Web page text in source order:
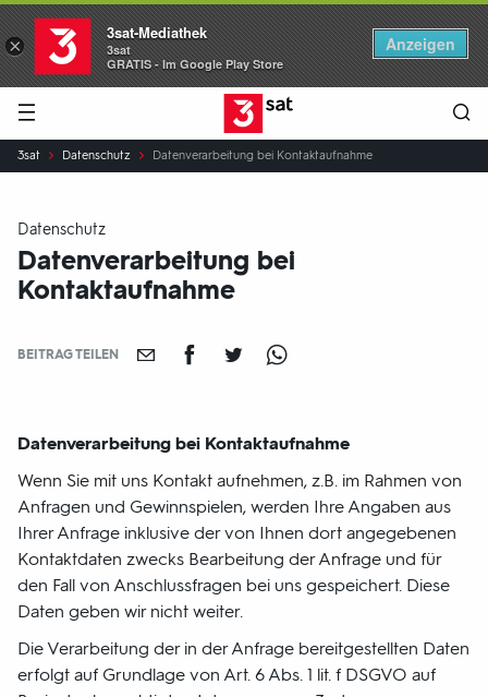
Hauptnavigation 3SAT
Sie
sind
3sat Datenschutz Datenverarbeitung bei Kontaktaufnahme
Datenschutz
Datenverarbeitung bei
Kontaktaufnahme
BEITRAG TEILEN
Datenverarbeitung bei Kontaktaufnahme
Wenn Sie mit uns Kontakt aufnehmen, z.B. im Rahmen von
Anfragen und Gewinnspielen, werden Ihre Angaben aus
Ihrer Anfrage inklusive der von Ihnen dort angegebenen
Kontaktdaten zwecks Bearbeitung der Anfrage und für
den Fall von Anschlussfragen bei uns gespeichert. Diese
Daten geben wir nicht weiter.
Die Verarbeitung der in der Anfrage bereitgestellten Daten
erfolgt auf Grundlage von Art. 6 Abs. 1 lit. f DSGVO auf
×
3sat-Mediathek
3sat
GRATIS - Im Google Play Store
Anzeigen